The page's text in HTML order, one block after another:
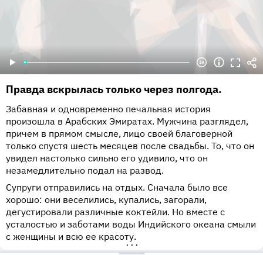
Правда вскрылась только через полгода.
Забавная и одновременно печальная история
произошла в Арабских Эмиратах. Мужчина разглядел,
причем в прямом смысле, лицо своей благоверной
только спустя шесть месяцев после свадьбы. То, что он
увидел настолько сильно его удивило, что он
незамедлительно подал на развод.
Супруги отправились на отдых. Сначала было все
хорошо: они веселились, купались, загорали,
дегустировали различные коктейли. Но вместе с
усталостью и заботами воды Индийского океана смыли
с женщины и всю ее красоту.
•••